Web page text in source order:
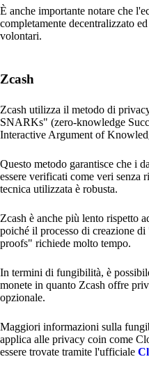
È anche importante notare che
completamente decentralizzato
volontari.
Zcash
Zcash utilizza il metodo di
SNARKs" (zero-knowledge
Interactive Argument of
Questo metodo garantisce che i
essere verificati come veri senza
tecnica utilizzata è robusta.
Zcash è anche più lento rispetto
poiché il processo di creazione
proofs" richiede molto tempo.
In termini di fungibilità, è
monete in quanto Zcash offre
opzionale.
Maggiori informazioni sulla
applica alle privacy coin come
essere trovate tramite l'ufficiale